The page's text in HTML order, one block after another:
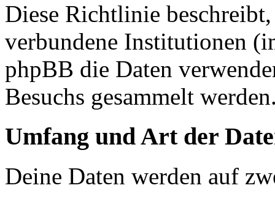
Diese Richtlinie
verbundene Institutionen
phpBB die Daten
Besuchs gesammelt
Umfang und Art der
Deine Daten werden auf